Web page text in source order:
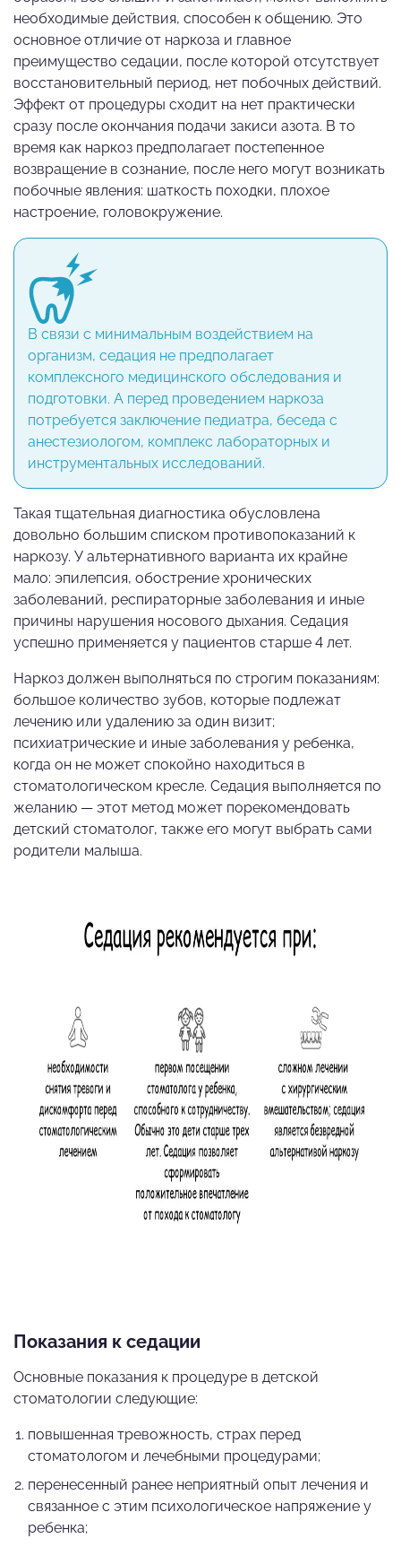
необходимые действия, способен к общению. Это
основное отличие от наркоза и главное
преимущество седации, после которой отсутствует
восстановительный период, нет побочных действий.
Эффект от процедуры сходит на нет практически
сразу после окончания подачи закиси азота. В то
время как наркоз предполагает постепенное
возвращение в сознание, после него могут возникать
побочные явления: шаткость походки, плохое
настроение, головокружение.
В связи с минимальным воздействием на
организм, седация не предполагает
комплексного медицинского обследования и
подготовки. А перед проведением наркоза
потребуется заключение педиатра, беседа с
анестезиологом, комплекс лабораторных и
инструментальных исследований.
Такая тщательная диагностика обусловлена
довольно большим списком противопоказаний к
наркозу. У альтернативного варианта их крайне
мало: эпилепсия, обострение хронических
заболеваний, респираторные заболевания и иные
причины нарушения носового дыхания. Седация
успешно применяется у пациентов старше 4 лет.
Наркоз должен выполняться по строгим показаниям:
большое количество зубов, которые подлежат
лечению или удалению за один визит;
психиатрические и иные заболевания у ребенка,
когда он не может спокойно находиться в
стоматологическом кресле. Седация выполняется по
желанию — этот метод может порекомендовать
детский стоматолог, также его могут выбрать сами
родители малыша.
Показания к седации
Основные показания к процедуре в детской
стоматологии следующие:
повышенная тревожность, страх перед
стоматологом и лечебными процедурами;
перенесенный ранее неприятный опыт лечения и
связанное с этим психологическое напряжение у
ребенка;